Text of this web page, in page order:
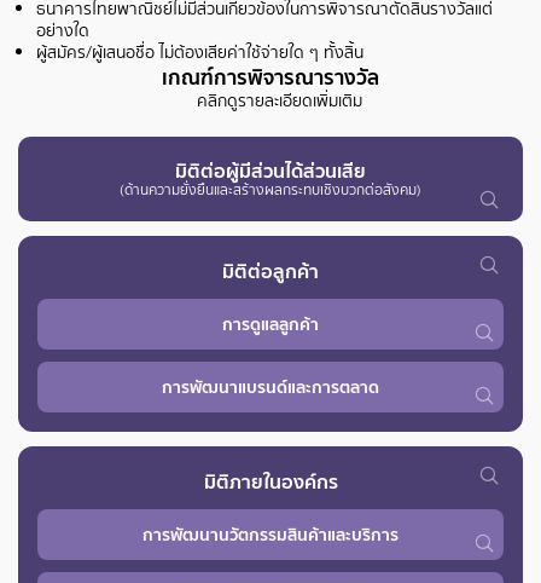
ธนาคารไทยพาณิชย์ไม่มีส่วนเกี่ยวข้องในการพิจารณาตัดสินรางวัลแต่
อย่างใด
ผู้สมัคร/ผู้เสนอชื่อ ไม่ต้องเสียค่าใช้จ่ายใด ๆ ทั้งสิ้น
เกณฑ์การพิจารณารางวัล
คลิกดูรายละเอียดเพิ่มเติม
มิติต่อผู้มีส่วนได้ส่วนเสีย
(ด้านความยั่งยืนและสร้างผลกระทบเชิงบวกต่อสังคม)
มิติต่อลูกค้า
การดูแลลูกค้า
การพัฒนาแบรนด์และการตลาด
มิติภายในองค์กร
การพัฒนานวัตกรรมสินค้าและบริการ